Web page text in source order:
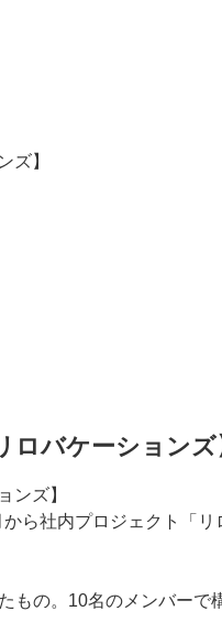
ズ】
バケーションズ
ら社内プロジェクト「
の。10名のメンバー